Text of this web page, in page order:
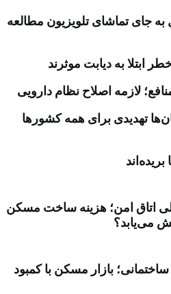
جای تماشای تلویزیون مطالعه
ابتلا به دیابت موثرند
لازمه اصلاح نظام دارویی
تهدیدی برای همه کشورها
اتاق امن؛ هزینه ساخت مسکن
می‌یابد؟
بازار مسکن با کمبود